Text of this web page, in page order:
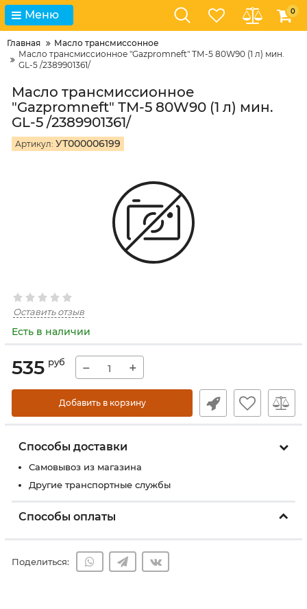
Меню 0
Главная
Масло трансмиссонное
Масло трансмиссионное "Gazpromneft" ТМ-5 80W90 (1 л) мин.
GL-5 /2389901361/
Масло трансмиссионное
"Gazpromneft" ТМ-5 80W90 (1 л) мин.
GL-5 /2389901361/
Артикул: УТ000006199
Оставить отзыв
Есть в наличии
535 руб − +
Добавить в корзину
Способы доставки
Самовывоз из магазина
Другие транспортные службы
Способы оплаты
Поделиться: